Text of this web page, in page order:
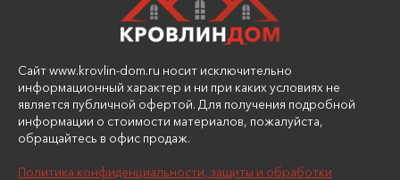
Сайт www.krovlin-dom.ru носит исключительно
информационный характер и ни при каких условиях не
является публичной офертой. Для получения подробной
информации о стоимости материалов, пожалуйста,
обращайтесь в офис продаж.
Политика конфиденциальности, защиты и обработки